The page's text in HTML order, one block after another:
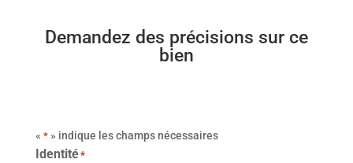
Demandez des précisions sur ce
bien
« *» indique les champs nécessaires
Identité*